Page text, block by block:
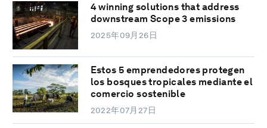
4 winning solutions that address
downstream Scope 3 emissions
2025年09月26日
Estos 5 emprendedores protegen
los bosques tropicales mediante el
comercio sostenible
2022年07月27日